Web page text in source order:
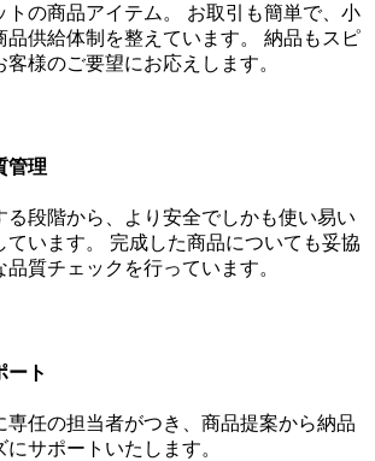
トの商品アイテム。 お取引も簡単で、小
品供給体制を整えています。 納品もスピ
客様のご要望にお応えします。
管理
る段階から、より安全でしかも使い易い
ています。 完成した商品についても妥協
質チェックを行っています。
ート
専任の担当者がつき、商品提案から納品
にサポートいたします。